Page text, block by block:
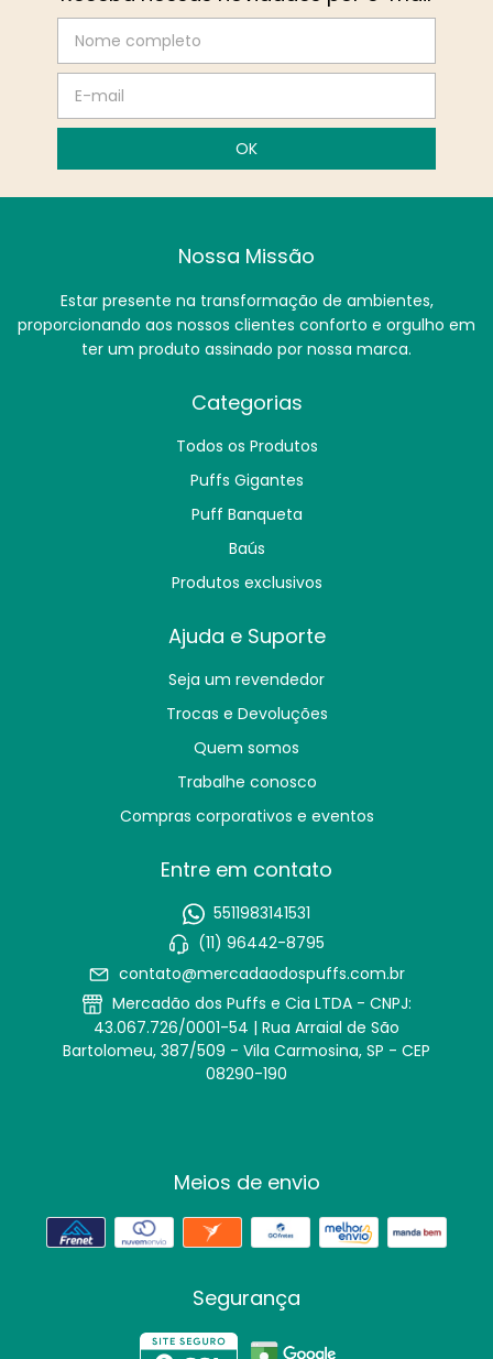
Nossa Missão
Estar presente na transformação de ambientes,
proporcionando aos nossos clientes conforto e orgulho em
ter um produto assinado por nossa marca.
Categorias
Todos os Produtos
Puffs Gigantes
Puff Banqueta
Baús
Produtos exclusivos
Ajuda e Suporte
Seja um revendedor
Trocas e Devoluções
Quem somos
Trabalhe conosco
Compras corporativos e eventos
Entre em contato
5511983141531
(11) 96442-8795
contato@mercadaodospuffs.com.br
Mercadão dos Puffs e Cia LTDA - CNPJ:
43.067.726/0001-54 | Rua Arraial de São
Bartolomeu, 387/509 - Vila Carmosina, SP - CEP
08290-190
Meios de envio
Segurança